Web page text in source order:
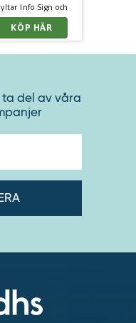
Info Sign och
del av våra